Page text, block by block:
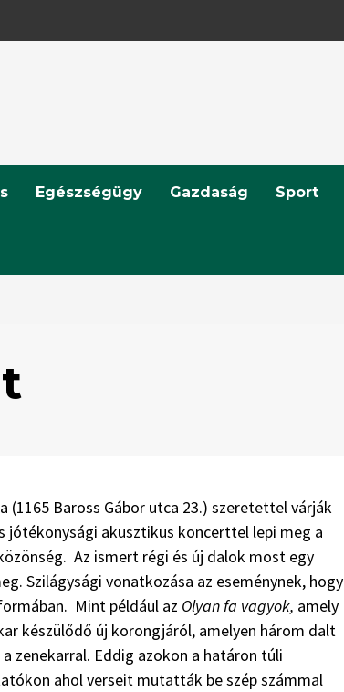
Egészségügy Gazdaság Sport
Baross Gábor utca 23.) szeretettel várják
jótékonysági akusztikus koncerttel lepi meg a
Az ismert régi és új dalok most egy
Szilágysági vonatkozása az eseménynek, hogy
Mint például az Olyan fa vagyok, amely
készülődő új korongjáról, amelyen három dalt
zenekarral. Eddig azokon a határon túli
ahol verseit mutatták be szép számmal